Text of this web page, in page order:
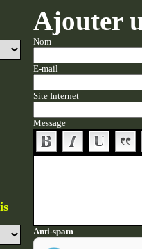
Ajouter
Nom
E-mail
Site Internet
Message
Anti-spam